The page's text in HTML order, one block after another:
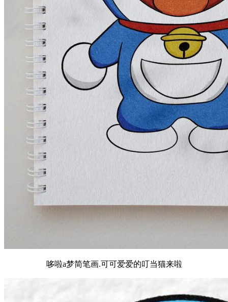
哆啦a梦简笔画.可可爱爱的叮当猫来啦